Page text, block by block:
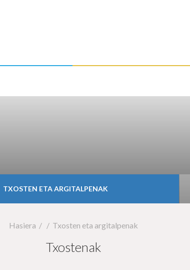
TXOSTEN ETA ARGITALPENAK
Hasiera Txosten eta argitalpenak
Txostenak